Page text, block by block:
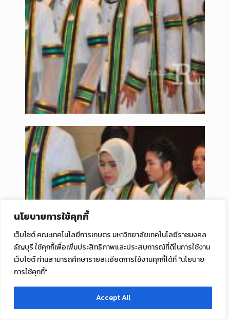
นโยบายการใช้คุกกี้
เว็บไซต์ คณะเทคโนโลยีการเกษตร มหาวิทยาลัยเทคโนโลยีราชมงคล
ธัญบุรี ใช้คุกกี้เพื่อเพิ่มประสิทธิภาพและประสบการณ์ที่ดีในการใช้งาน
เว็บไซต์ ท่านสามารถศึกษารายละเอียดการใช้งานคุกกี้ได้ที่ "นโยบาย
การใช้คุกกี้"
Accept All